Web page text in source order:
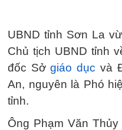
UBND tỉnh Sơn La
Chủ tịch UBND tỉnh
đốc Sởgiáo dục và
An, nguyên là Phó
tỉnh.
Ông Phạm Văn